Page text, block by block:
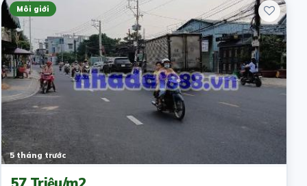
Môi giới
5 tháng trước